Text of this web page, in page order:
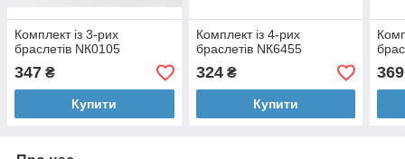
Комплект із 3-рих
браслетів NК0105
347 ₴
Купити
Комплект із 4-рих
браслетів NК6455
324₴
Купити
369